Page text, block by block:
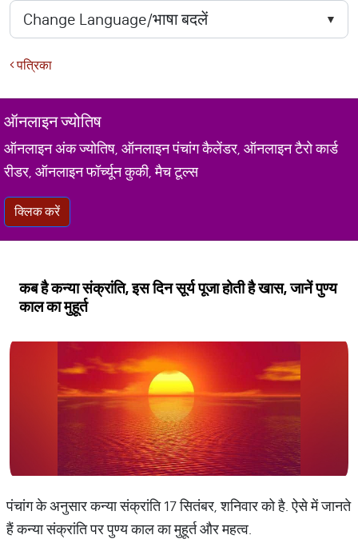
पत्रिका
ऑनलाइन ज्योतिष
ऑनलाइन अंक ज्योतिष, ऑनलाइन पंचांग कैलेंडर, ऑनलाइन टैरो कार्ड
रीडर, ऑनलाइन फॉर्च्यून कुकी, मैच टूल्स
क्लिक करें
कब है कन्या संक्रांति, इस दिन सूर्य पूजा होती है खास, जानें पुण्य
काल का मुहूर्त
पंचांग के अनुसार कन्या संक्रांति 17 सितंबर, शनिवार को है. ऐसे में जानते
हैं कन्या संक्रांति पर पुण्य काल का मुहूर्त और महत्व.